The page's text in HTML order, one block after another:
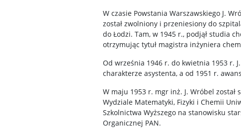
W czasie Powstania Warszawskiego J.
został zwolniony i przeniesiony do
do Łodzi. Tam, w 1945 r., podjął studia
otrzymując tytuł magistra inżyniera
Od września 1946 r. do kwietnia 1953 r.
charakterze asystenta, a od 1951 r.
W maju 1953 r. mgr inż. J. Wróbel
Wydziale Matematyki, Fizyki i Chemii
Szkolnictwa Wyższego na stanowisku
Organicznej PAN.